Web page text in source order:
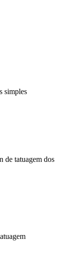
simples
de tatuagem dos